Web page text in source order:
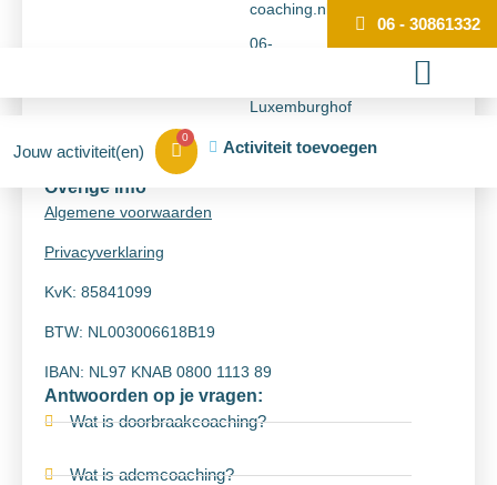
WHATS'APP 06 - 30861332
0
Activiteit toevoegen
coaching.nl
06-
Luxemburghof
Overige info
Algemene voorwaarden
Privacyverklaring
KvK: 85841099
BTW: NL003006618B19
IBAN: NL97 KNAB 0800 1113 89
Antwoorden op je vragen:
Wat is doorbraakcoaching?
Wat is ademcoaching?